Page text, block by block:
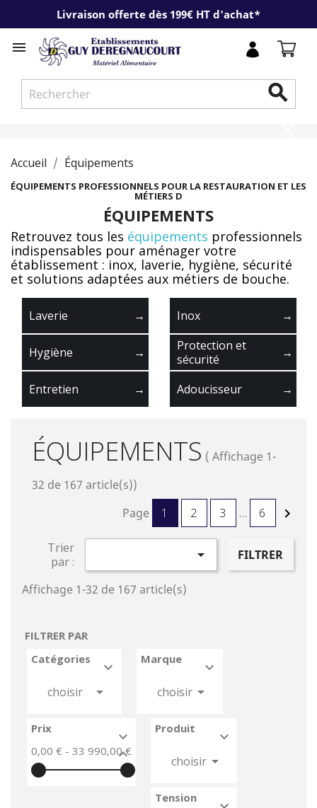
Livraison offerte dès 199€ HT d'achat*


Accueil Équipements
ÉQUIPEMENTS PROFESSIONNELS POUR LA RESTAURATION ET LES
MÉTIERS D
ÉQUIPEMENTS
Retrouvez tous les équipements professionnels
indispensables pour aménager votre
établissement : inox, laverie, hygiène, sécurité
et solutions adaptées aux métiers de bouche.
Laverie → Inox →
Hygiène →
Protection et
sécurité
→
Entretien → Adoucisseur →
ÉQUIPEMENTS ( Affichage 1-
32 de 167 article(s))
Page
1 2 3 … 6 
Trier
par :
 FILTRER
Affichage 1-32 de 167 article(s)
FILTRER PAR
Catégories

choisir 
Marque

choisir
Prix


0,00 € - 33 990,00 €
Produit

choisir 
Tension